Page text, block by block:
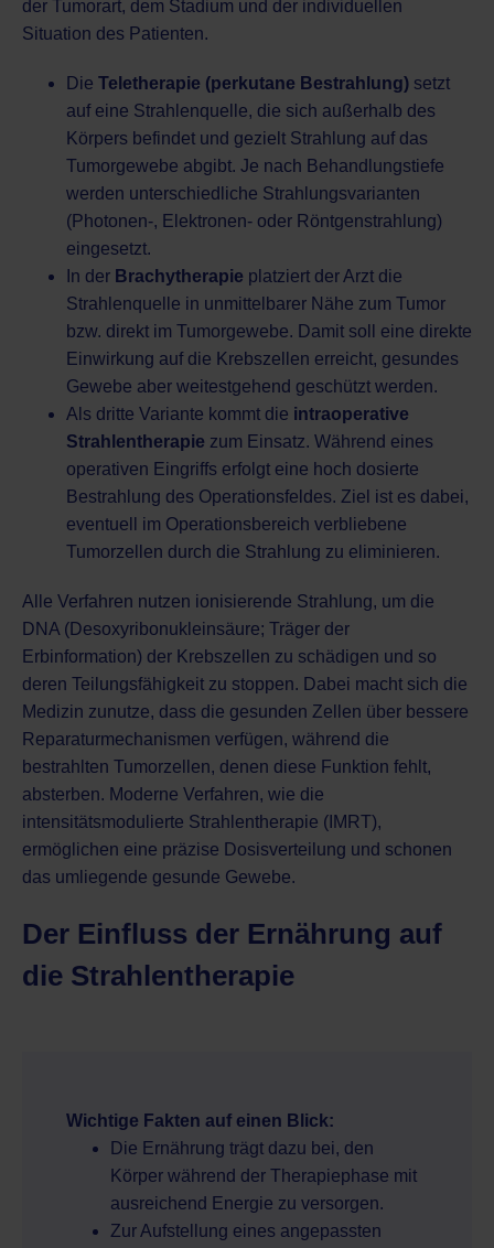
der Tumorart, dem Stadium und der individuellen
Situation des Patienten.
Die Teletherapie (perkutane Bestrahlung) setzt
auf eine Strahlenquelle, die sich außerhalb des
Körpers befindet und gezielt Strahlung auf das
Tumorgewebe abgibt. Je nach Behandlungstiefe
werden unterschiedliche Strahlungsvarianten
(Photonen-, Elektronen- oder Röntgenstrahlung)
eingesetzt.
In der Brachytherapie platziert der Arzt die
Strahlenquelle in unmittelbarer Nähe zum Tumor
bzw. direkt im Tumorgewebe. Damit soll eine direkte
Einwirkung auf die Krebszellen erreicht, gesundes
Gewebe aber weitestgehend geschützt werden.
Als dritte Variante kommt die intraoperative
Strahlentherapie zum Einsatz. Während eines
operativen Eingriffs erfolgt eine hoch dosierte
Bestrahlung des Operationsfeldes. Ziel ist es dabei,
eventuell im Operationsbereich verbliebene
Tumorzellen durch die Strahlung zu eliminieren.
Alle Verfahren nutzen ionisierende Strahlung, um die
DNA (Desoxyribonukleinsäure; Träger der
Erbinformation) der Krebszellen zu schädigen und so
deren Teilungsfähigkeit zu stoppen. Dabei macht sich die
Medizin zunutze, dass die gesunden Zellen über bessere
Reparaturmechanismen verfügen, während die
bestrahlten Tumorzellen, denen diese Funktion fehlt,
absterben. Moderne Verfahren, wie die
intensitätsmodulierte Strahlentherapie (IMRT),
ermöglichen eine präzise Dosisverteilung und schonen
das umliegende gesunde Gewebe.
Der Einfluss der Ernährung auf
die Strahlentherapie
Wichtige Fakten auf einen Blick:
Die Ernährung trägt dazu bei, den
Körper während der Therapiephase mit
ausreichend Energie zu versorgen.
Zur Aufstellung eines angepassten